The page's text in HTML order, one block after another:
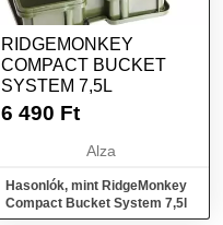
RIDGEMONKEY
COMPACT BUCKET
SYSTEM 7,5L
6 490 Ft
Alza
Hasonlók, mint RidgeMonkey
Compact Bucket System 7,5l